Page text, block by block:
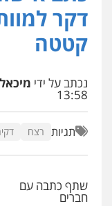
פלילי
דקר
קטטה
נכתב על ידי
13:58
תגיות רצח
שתף כתבה עם
חברים